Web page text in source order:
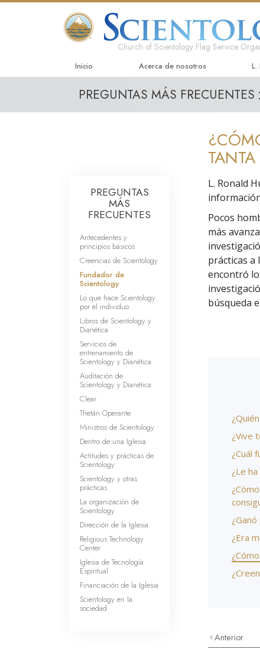
Church of Scientology Flag Service
Inicio Acerca de nosotros
PREGUNTAS MÁS FRECUENTES
L. Ronald
Pocos
más
prácticas
encontró
búsqueda
¿Vive
¿Cuál
¿Le
¿Era
Anterior
PREGUNTAS
MÁS
FRECUENTES
Antecedentes y
principios básicos
Creencias de Scientology
Fundador de
Scientology
Lo que hace Scientology
por el individuo
Libros de Scientology y
Dianética
Servicios de
entrenamiento de
Scientology y Dianética
Auditación de
Scientology y Dianética
Clear
Thetán Operante
Ministros de Scientology
Dentro de una Iglesia
Actitudes y prácticas de
Scientology
Scientology y otras
prácticas
La organización de
Scientology
Dirección de la Iglesia
Religious Technology
Center
Iglesia de Tecnología
Espiritual
Financiación de la Iglesia
Scientology en la
sociedad